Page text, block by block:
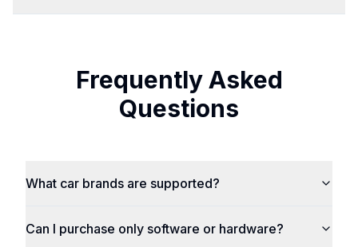
Frequently Asked
Questions
What car brands are supported?
Can I purchase only software or hardware?